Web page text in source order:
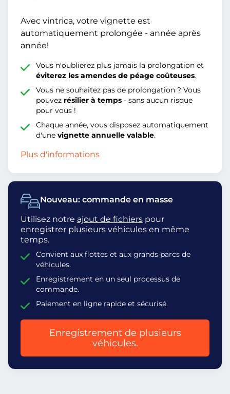
Nouveau: commande en masse
Utilisez notre ajout de fichiers pour
enregistrer plusieurs véhicules en même
temps.
Convient aux flottes et aux grands parcs de
véhicules.
Enregistrement en un seul processus de
commande.
Paiement en ligne rapide et sécurisé.
Enregistrement de plusieurs
véhicules.
Avec vintrica, votre vignette est
automatiquement prolongée - année après
année!
Vous n'oublierez plus jamais la prolongation et
éviterez les amendes de péage coûteuses.
Vous ne souhaitez pas de prolongation ? Vous
pouvez résilier à temps - sans aucun risque
pour vous !
Chaque année, vous disposez automatiquement
d'unevignette annuelle valable.
Plus d'informations